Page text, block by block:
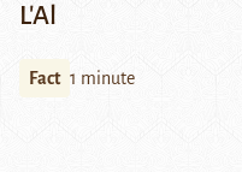
L'Al
Fact 1 minute